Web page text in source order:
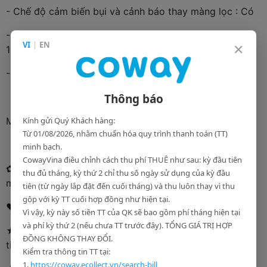
- Chế độ cảm biến bụi và cảnh báo thay màng lọc : Có
- Kích thước (R x C x S): 340 x 469 x 165 mm ~ 13,4 x
18,5 x 6,5 inch
- Trọng lượng tịnh: 5,5 kg ~ 12,1 lb
MÁY LỌC NƯỚC NADI (L) P-300L
✿ Thiết bị chăm sóc sức khỏe không thể thiếu trong
mỗi gia đình ✿
❤ Tính năng nổi bật
★ Thiết kế đơn giản trang nhã với gam màu xanh trắng
tinh khiết.
VI | EN ×
Thông báo
Kính gửi Quý Khách hàng:
Từ 01/08/2026, nhằm chuẩn hóa quy trình thanh toán (TT)
minh bạch.
CowayVina điều chỉnh cách thu phí THUÊ như sau: kỳ đầu tiên
thu đủ tháng, kỳ thứ 2 chỉ thu số ngày sử dụng của kỳ đầu
tiên (từ ngày lắp đặt đến cuối tháng) và thu luôn thay vì thu
gộp với kỳ TT cuối hợp đồng như hiện tại.
Vì vậy, kỳ này số tiền TT của QK sẽ bao gồm phí tháng hiện tại
và phí kỳ thứ 2 (nếu chưa TT trước đây). TỔNG GIÁ TRỊ HỢP
ĐỒNG KHÔNG THAY ĐỔI.
Kiểm tra thông tin TT tại:
1. https://coway.ecollect.vn/search-bill